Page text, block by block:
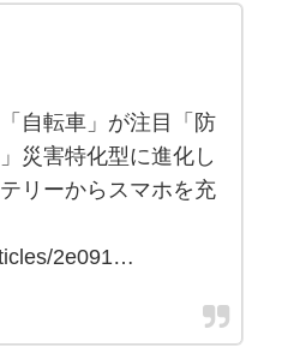
自転車」が注目「防
災害特化型に進化し
リーからスマホを充
2e091…